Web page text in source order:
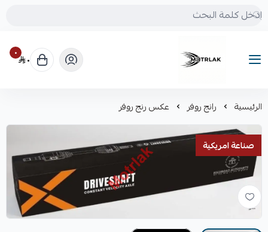
Motrlak
٠ ٠
الرئيسية رانج روفر عكس رنج روفر
صناعة امريكية